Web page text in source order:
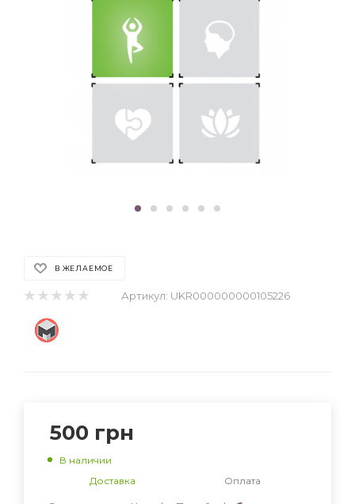
В ЖЕЛАЕМОЕ
Артикул: UKR000000000105226
500 грн
В наличии
Доставка
Оплата